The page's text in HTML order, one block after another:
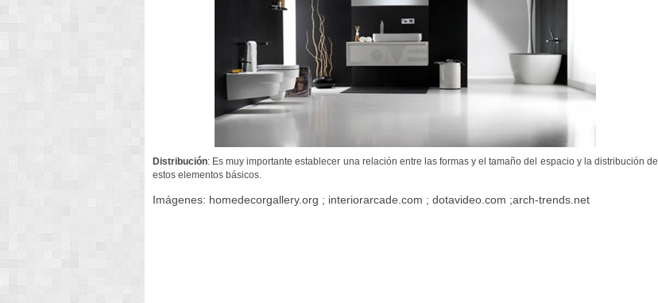
Distribución: Es muy importante establecer una relación entre las formas y el tamaño del espacio y la distribución de
estos elementos básicos.
Imágenes: homedecorgallery.org ; interiorarcade.com ; dotavideo.com ;arch-trends.net